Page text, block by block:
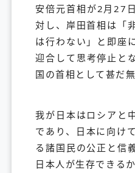
安倍元首相が2月27
対し、岸田首相は「
は行わない」と即座
迎合して思考停止と
国の首相として甚だ
我が日本はロシアと
であり、日本に向け
る諸国民の公正と信
日本人が生存できる